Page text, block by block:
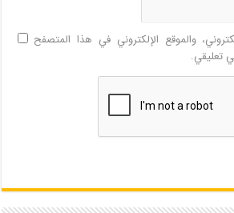
والموقع الإلكتروني في هذا المتصفح
تعليقي.